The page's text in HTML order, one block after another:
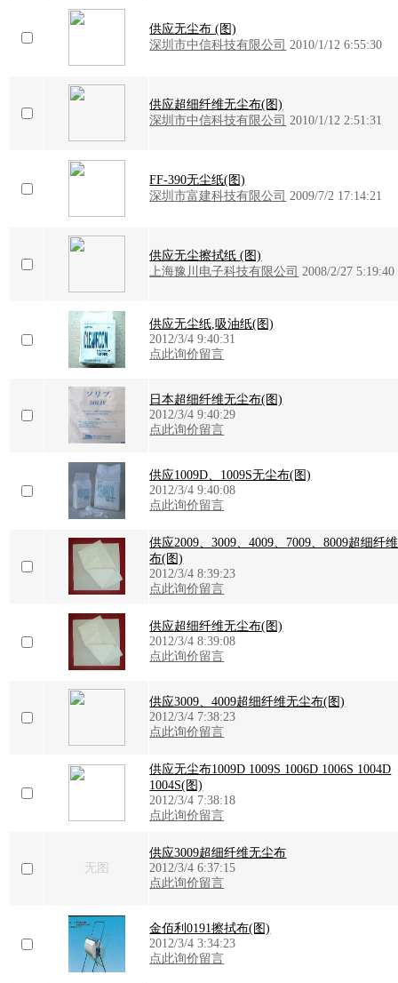
供应无尘布 (图)
深圳市中信科技有限公司 2010/1/12 6:55:30
供应超细纤维无尘布(图)
深圳市中信科技有限公司
2010/1/12 2:51:31
FF-390无尘纸(图)
深圳市富建科技有限公司 2009/7/2 17:14:21
供应无尘擦拭纸 (图)
上海豫川电子科技有限公司
2008/2/27 5:19:40
供应无尘纸,吸油纸(图)
2012/3/4 9:40:31
点此询价留言
日本超细纤维无尘布(图)
2012/3/4 9:40:29
点此询价留言
供应1009D、1009S无尘布(图)
2012/3/4 9:40:08
点此询价留言
供应2009、3009、4009、7009、8009超细纤
布(图)
2012/3/4 8:39:23
点此询价留言
供应超细纤维无尘布(图)
2012/3/4 8:39:08
点此询价留言
供应3009、4009超细纤维无尘布(图)
2012/3/4 7:38:23
点此询价留言
供应无尘布1009D 1009S 1006D 1006S 1004D
1004S(图)
2012/3/4 7:38:18
点此询价留言
无图
供应3009超细纤维无尘布
2012/3/4 6:37:15
点此询价留言
金佰利0191擦拭布(图)
2012/3/4 3:34:23
点此询价留言